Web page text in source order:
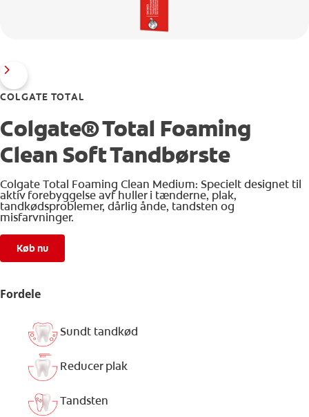
COLGATE TOTAL
Colgate® Total Foaming
Clean Soft Tandbørste
Colgate Total Foaming Clean Medium: Specielt designet til
aktiv forebyggelse avf huller i tænderne, plak,
tandkødsproblemer, dårlig ånde, tandsten og
misfarvninger.
Køb nu
Fordele
Sundt tandkød
Reducer plak
Tandsten